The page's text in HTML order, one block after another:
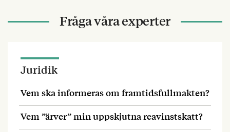
Fråga våra experter
Juridik
Vem ska informeras om framtidsfullmakten?
Vem ”ärver” min uppskjutna reavinstskatt?